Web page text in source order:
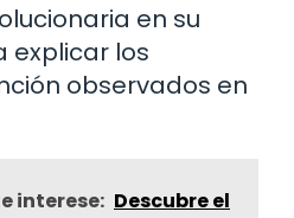
en su
explicar los
observados en
interese: Descubre el